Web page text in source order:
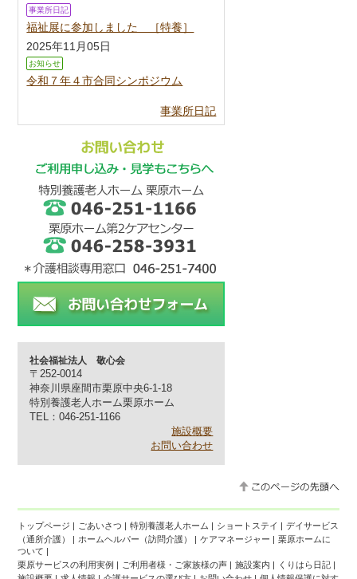
事業所日記
福祉展に参加しました ［特養］
2025年11月05日
お知らせ
令和７年４市合同シンポジウム
事業所日記
社会福祉法人 敬心会
〒252-0014
神奈川県座間市栗原中央6-1-18
特別養護老人ホーム栗原ホーム
TEL：046-251-1166
施設概要
お問い合わせ
トップページ | ごあいさつ | 特別養護老人ホーム | ショートステイ | デイサービス
（通所介護）
| ホームヘルパー（訪問介護） | ケアマネージャー | 栗原ホームに
ついて |
栗原サービスの利用実例 | ご利用者様・ご家族様の声 | 施設案内 | くりはら日記 |